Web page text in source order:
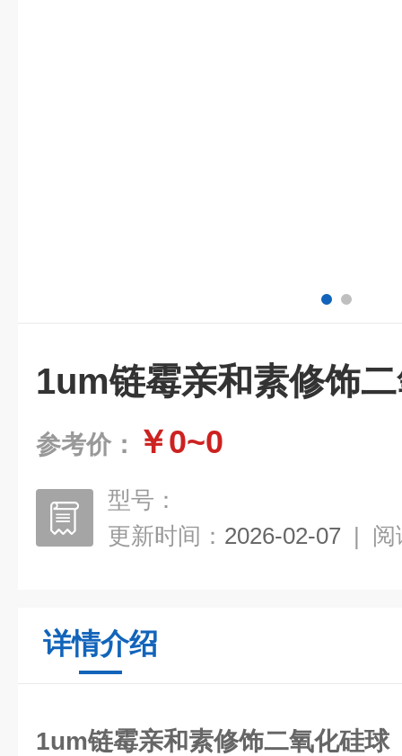
1um链霉亲和素修饰
参考价： ￥0~0
型号：
更新时间： 2026-02-07 | 阅
详情介绍
1um链霉亲和素修饰二氧化硅球